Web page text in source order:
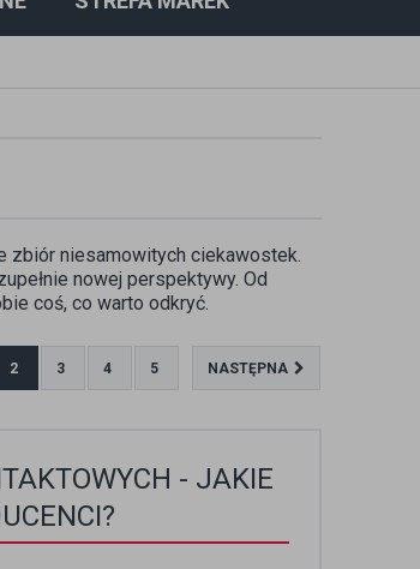
zbiór niesamowitych ciekawostek.
nowej perspektywy. Od
coś, co warto odkryć.
2 3 4 5 NASTĘPNA
- JAKIE